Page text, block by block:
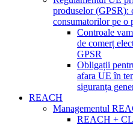
produselor (GPSR):
consumatorilor pe o
Controale
de comerț
GPSR
Obligații
afara UE în
siguranța
REACH
Managementul
REACH +